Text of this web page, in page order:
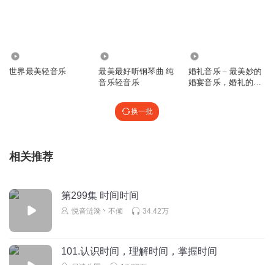
世界最美轻音乐
最美最好听钢琴曲 纯
音乐轻音乐
婚礼音乐 – 最美妙的
婚宴音乐，婚礼的
换一批
相关推荐
第299集 时间时间
悦音涟漪丶不倾 34.42万
101.认识时间，理解时间，掌握时间